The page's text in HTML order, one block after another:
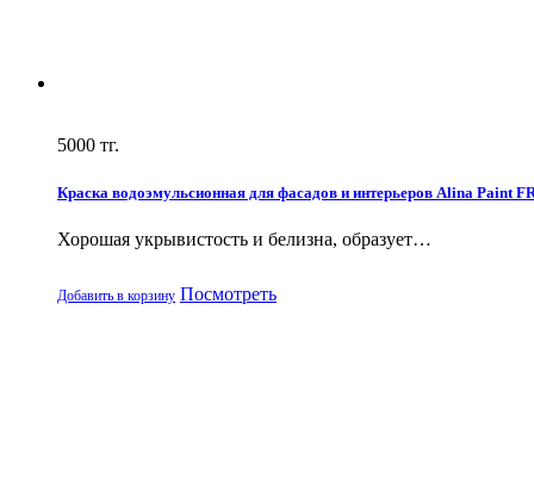
5000 тг.
Краска водоэмульсионная для фасадов и интерьеров Alina Paint
Хорошая укрывистость и белизна, образует…
Добавить в корзину Посмотреть